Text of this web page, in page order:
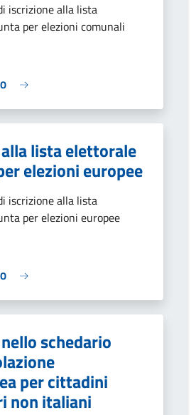
iscrizione alla lista
per elezioni comunali
lista elettorale
elezioni europee
iscrizione alla lista
per elezioni europee
schedario
per cittadini
non italiani